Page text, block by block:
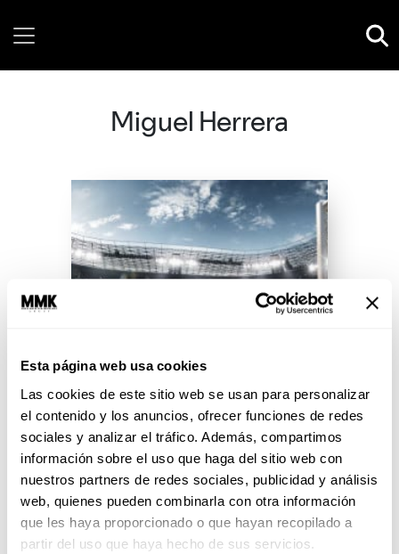
Esta página web usa cookies
Las cookies de este sitio web se usan para personalizar
el contenido y los anuncios, ofrecer funciones de redes
sociales y analizar el tráfico. Además, compartimos
información sobre el uso que haga del sitio web con
nuestros partners de redes sociales, publicidad y análisis
web, quienes pueden combinarla con otra información
que les haya proporcionado o que hayan recopilado a
partir del uso que haya hecho de sus servicios.
Miguel Herrera
México no pasó del empate con
Guatemala
El equipo dirigido por Miguel
Herrera no tuvo un buen
desempeño y empató a ceros con
los chapines en la...